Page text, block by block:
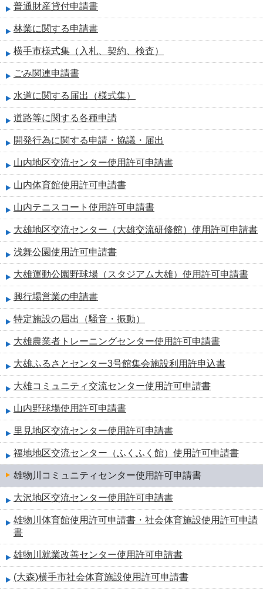
普通財産貸付申請書
林業に関する申請書
横手市様式集（入札、契約、検査）
ごみ関連申請書
水道に関する届出（様式集）
道路等に関する各種申請
開発行為に関する申請・協議・届出
山内地区交流センター使用許可申請書
山内体育館使用許可申請書
山内テニスコート使用許可申請書
大雄地区交流センター（大雄交流研修館）使用許可申請書
浅舞公園使用許可申請書
大雄運動公園野球場（スタジアム大雄）使用許可申請書
興行場営業の申請書
特定施設の届出（騒音・振動）
大雄農業者トレーニングセンター使用許可申請書
大雄ふるさとセンター3号館集会施設利用許申込書
大雄コミュニティ交流センター使用許可申請書
山内野球場使用許可申請書
里見地区交流センター使用許可申請書
福地地区交流センター（ふくふく館）使用許可申請書
雄物川コミュニティセンター使用許可申請書
大沢地区交流センター使用許可申請書
雄物川体育館使用許可申請書・社会体育施設使用許可申請
書
雄物川就業改善センター使用許可申請書
(大森)横手市社会体育施設使用許可申請書